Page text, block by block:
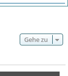
Gehe zu